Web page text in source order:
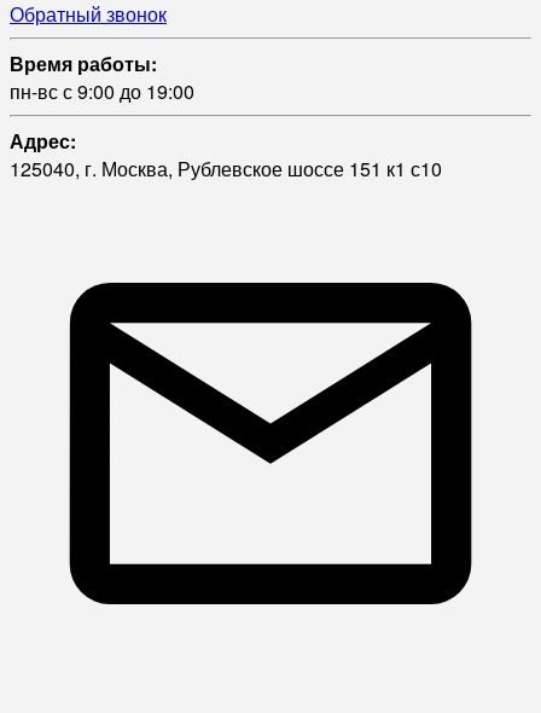
Обратный звонок
Время работы:
пн-вс с 9:00 до 19:00
Адрес:
125040, г. Москва, Рублевское шоссе 151 к1 с10